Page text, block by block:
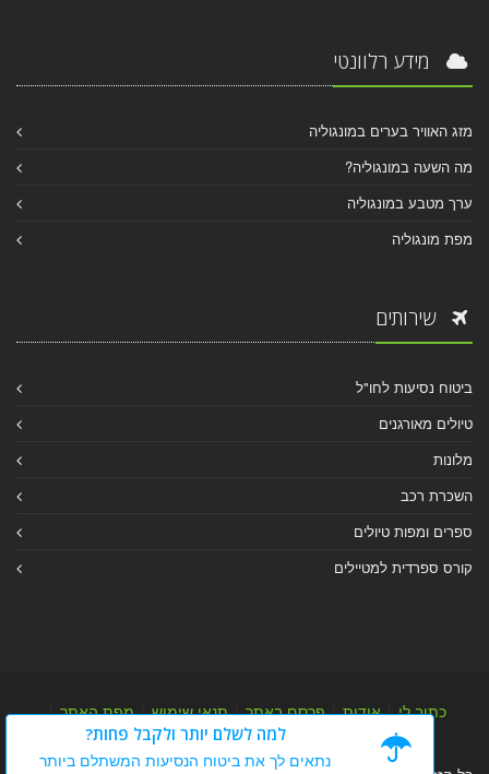
מידע רלוונטי
מזג האוויר בערים במונגוליה
מה השעה במונגוליה?
ערך מטבע במונגוליה
מפת מונגוליה
שירותים
ביטוח נסיעות לחו"ל
טיולים מאורגנים
מלונות
השכרת רכב
ספרים ומפות טיולים
קורס ספרדית למטיילים
כתוב לי|אודות|פרסם באתר|תנאי שימוש|מפת האתר|
מפת אלבום|מפת מאמרי מידע
למה לשלם יותר ולקבל פחות?
נתאים לך את ביטוח הנסיעות המשתלם ביותר